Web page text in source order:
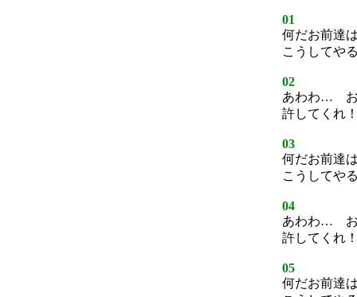
01
何だお前達
こうしてや
02
あわわ… お
許してくれ
03
何だお前達
こうしてや
04
あわわ… お
許してくれ
05
何だお前達